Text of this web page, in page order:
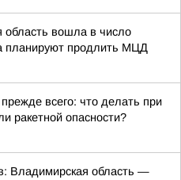
область вошла в число
планируют продлить МЦД
всего: что делать при
ракетной опасности?
Владимирская область —